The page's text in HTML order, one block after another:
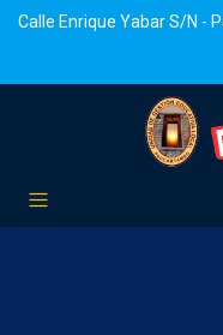
Calle Enrique Yabar S/N -